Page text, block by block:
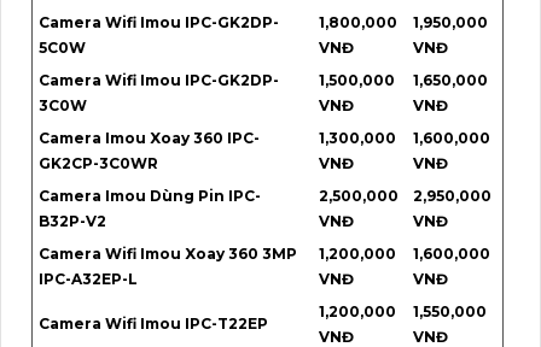
Camera Wifi Imou IPC-GK2DP-
5C0W
1,800,000
VNĐ
1,950,000
VNĐ
Camera Wifi Imou IPC-GK2DP-
3C0W
1,500,000
VNĐ
1,650,000
VNĐ
Camera Imou Xoay 360 IPC-
GK2CP-3C0WR
1,300,000
VNĐ
1,600,000
VNĐ
Camera Imou Dùng Pin IPC-
B32P-V2
2,500,000
VNĐ
2,950,000
VNĐ
Camera Wifi Imou Xoay 360 3MP
IPC-A32EP-L
1,200,000
VNĐ
1,600,000
VNĐ
Camera Wifi Imou IPC-T22EP
1,200,000
VNĐ
1,550,000
VNĐ